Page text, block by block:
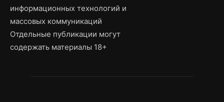
информационных технологий и
массовых коммуникаций
Отдельные публикации могут
содержать материалы 18+